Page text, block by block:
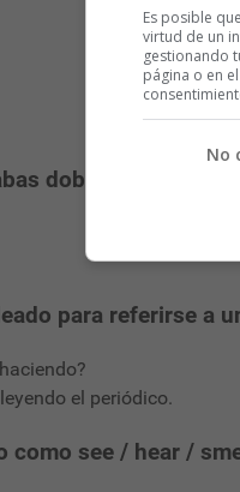
doblan la última
para referirse a
el periódico.
como see / hear /
Es posible
virtud de un
gestionando
página o en
No